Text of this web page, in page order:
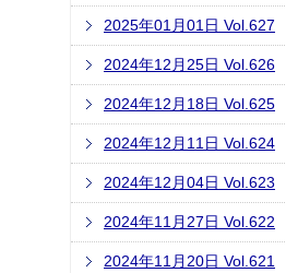
2025年01月01日 Vol.627
2024年12月25日 Vol.626
2024年12月18日 Vol.625
2024年12月11日 Vol.624
2024年12月04日 Vol.623
2024年11月27日 Vol.622
2024年11月20日 Vol.621